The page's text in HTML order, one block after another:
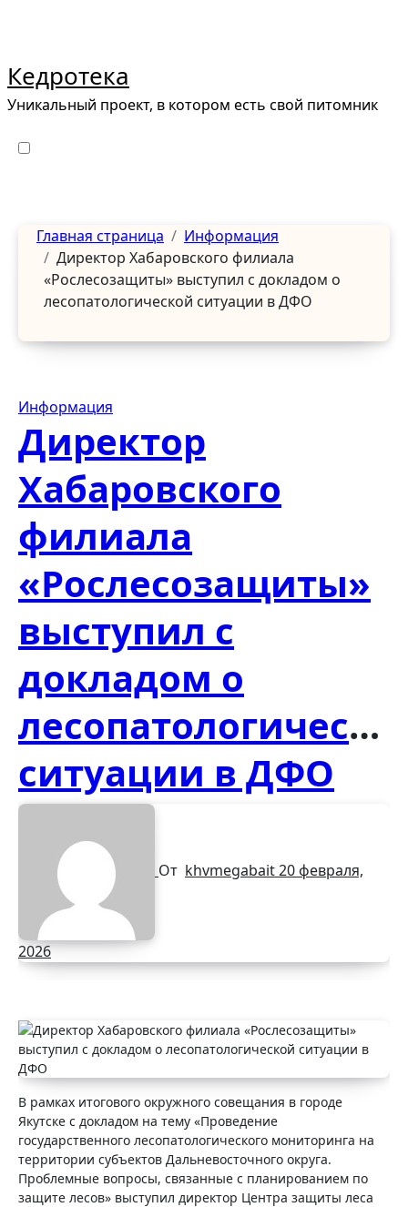
Кедротека
Уникальный проект, в котором есть свой питомник
Главная страница
Информация
Директор Хабаровского филиала
«Рослесозащиты» выступил с докладом о
лесопатологической ситуации в ДФО
Информация
Директор
Хабаровского
филиала
«Рослесозащиты»
выступил с
докладом о
ситуации в ДФО
От khvmegabait20 февраля,
2026
В рамках итогового окружного совещания в городе
Якутске с докладом на тему «Проведение
государственного лесопатологического мониторинга на
территории субъектов Дальневосточного округа.
Проблемные вопросы, связанные с планированием по
защите лесов» выступил директор Центра защиты леса